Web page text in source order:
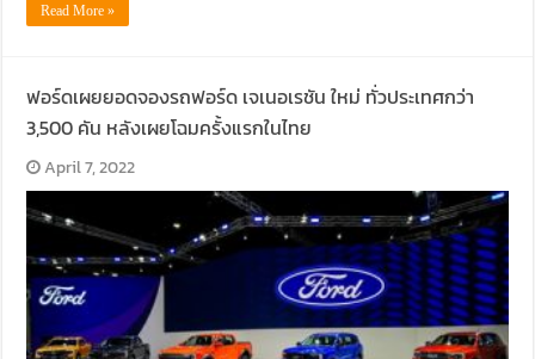
Read More »
ฟอร์ดเผยยอดจองรถฟอร์ด เจเนอเรชัน ใหม่ ทั่วประเทศกว่า
3,500 คัน หลังเผยโฉมครั้งแรกในไทย
April 7, 2022